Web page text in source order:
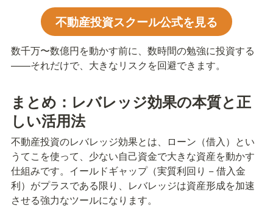
不動産投資スクール公式を見る
数千万〜数億円を動かす前に、数時間の勉強に投資する
——それだけで、大きなリスクを回避できます。
まとめ：レバレッジ効果の本質と正
しい活用法
不動産投資のレバレッジ効果とは、ローン（借入）とい
うてこを使って、少ない自己資金で大きな資産を動かす
仕組みです。イールドギャップ（実質利回り − 借入金
利）がプラスである限り、レバレッジは資産形成を加速
させる強力なツールになります。